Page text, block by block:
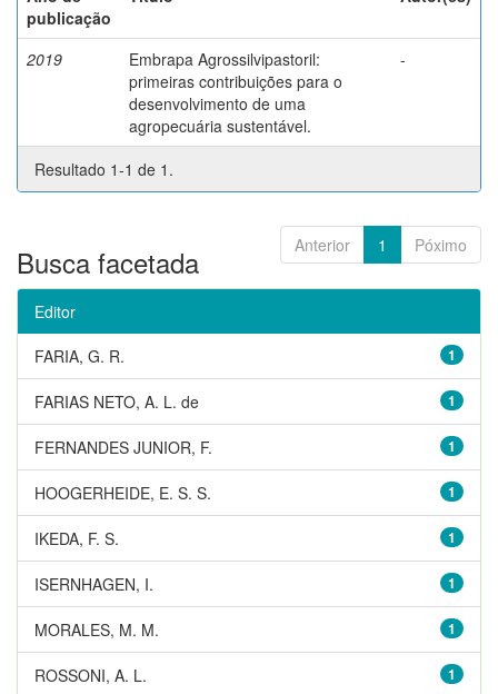
publicação
2019
Embrapa Agrossilvipastoril:
primeiras contribuições para o
desenvolvimento de uma
agropecuária sustentável.
-
Resultado 1-1 de 1.
Anterior 1 Póximo
Busca facetada
Editor
1
FARIA, G. R.
1
FARIAS NETO, A. L. de
1
FERNANDES JUNIOR, F.
1
HOOGERHEIDE, E. S. S.
1
IKEDA, F. S.
1
ISERNHAGEN, I.
1
MORALES, M. M.
1
ROSSONI, A. L.